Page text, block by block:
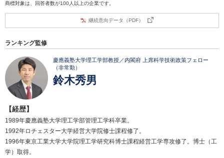
商標対象は、回答者数が100人以上の企業です。
継続意向データ（PDF）
ランキング監修
慶應義塾大学理工学部教授／内閣府 上席科学技術政策フェロー
（非常勤）
鈴木秀男
【経歴】
1989年慶應義塾大学理工学部管理工学科卒業。
1992年ロチェスター大学経営大学院修士課程修了。
1996年東京工業大学大学院理工学研究科博士課程経営工学専攻修了。博士（工
学）取得。